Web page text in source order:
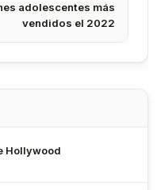
adolescentes más
vendidos el 2022
Hollywood